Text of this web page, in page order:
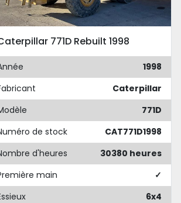
771D Rebuilt 1998
1998
Caterpillar
771D
de stock
CAT771D1998
d'heures
30380 heures
main
✓
6x4